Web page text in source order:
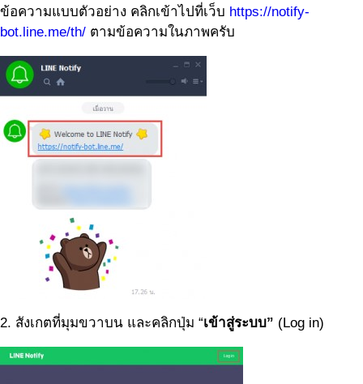
ข้อความแบบตัวอย่าง คลิกเข้าไปที่เว็บ https://notify-
bot.line.me/th/ ตามข้อความในภาพครับ
2. สังเกตที่มุมขวาบน และคลิกปุ่ม “เข้าสู่ระบบ” (Log in)